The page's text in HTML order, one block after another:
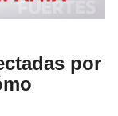
por